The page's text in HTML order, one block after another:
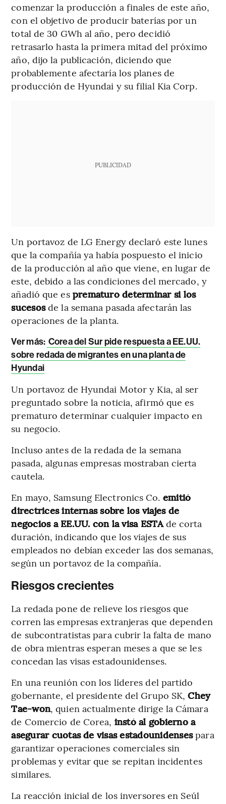
comenzar la producción a finales de este año,
con el objetivo de producir baterías por un
total de 30 GWh al año, pero decidió
retrasarlo hasta la primera mitad del próximo
año, dijo la publicación, diciendo que
probablemente afectaría los planes de
producción de Hyundai y su filial Kia Corp.
PUBLICIDAD
Un portavoz de LG Energy declaró este lunes
que la compañía ya había pospuesto el inicio
de la producción al año que viene, en lugar de
este, debido a las condiciones del mercado, y
añadió que es prematuro determinar si los
sucesosde la semana pasada afectarán las
operaciones de la planta.
Ver más: Corea del Sur pide respuesta a EE.UU.
sobre redada de migrantes en una planta de
Hyundai
Un portavoz de Hyundai Motor y Kia, al ser
preguntado sobre la noticia, afirmó que es
prematuro determinar cualquier impacto en
su negocio.
Incluso antes de la redada de la semana
pasada, algunas empresas mostraban cierta
cautela.
En mayo, Samsung Electronics Co. emitió
directrices internas sobre los viajes de
negocios a EE.UU. con la visa ESTAde corta
duración, indicando que los viajes de sus
empleados no debían exceder las dos semanas,
según un portavoz de la compañía.
Riesgos crecientes
La redada pone de relieve los riesgos que
corren las empresas extranjeras que dependen
de subcontratistas para cubrir la falta de mano
de obra mientras esperan meses a que se les
concedan las visas estadounidenses.
En una reunión con los líderes del partido
gobernante, el presidente del Grupo SK,Chey
Tae-won, quien actualmente dirige la Cámara
de Comercio de Corea, instó al gobierno a
asegurar cuotas de visas estadounidensespara
garantizar operaciones comerciales sin
problemas y evitar que se repitan incidentes
similares.
La reacción inicial de los inversores en Seúl